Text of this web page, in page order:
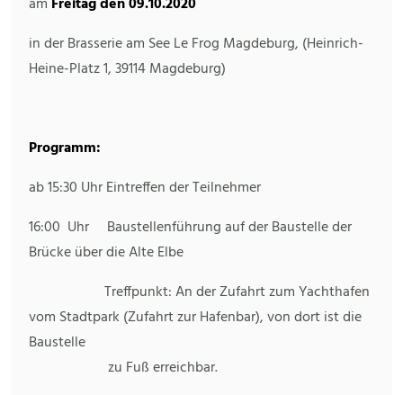
in der Brasserie am See Le Frog Magdeburg, (Heinrich-
Heine-Platz 1, 39114 Magdeburg)
Programm:
ab 15:30 Uhr Eintreffen der Teilnehmer
16:00 Uhr Baustellenführung auf der Baustelle der
Brücke über die Alte Elbe
Treffpunkt: An der Zufahrt zum Yachthafen
vom Stadtpark (Zufahrt zur Hafenbar), von dort ist die
Baustelle
zu Fuß erreichbar.